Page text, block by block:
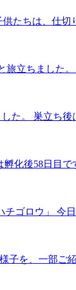
たちは、仕
旅立ちました
した。 巣立ち
化後58日目
チゴロウ」 今
様子を、一部